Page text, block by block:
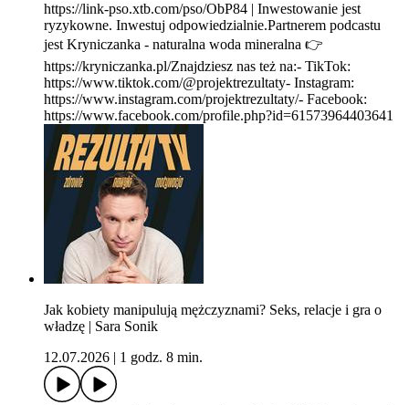
https://link-pso.xtb.com/pso/ObP84 | Inwestowanie jest
ryzykowne. Inwestuj odpowiedzialnie.Partnerem podcastu
jest Kryniczanka - naturalna woda mineralna 👉
https://kryniczanka.pl/Znajdziesz nas też na:- TikTok:
https://www.tiktok.com/@projektrezultaty- Instagram:
https://www.instagram.com/projektrezultaty/- Facebook:
https://www.facebook.com/profile.php?id=61573964403641
Jak kobiety manipulują mężczyznami? Seks, relacje i gra o
władzę | Sara Sonik
12.07.2026
1 godz. 8 min.